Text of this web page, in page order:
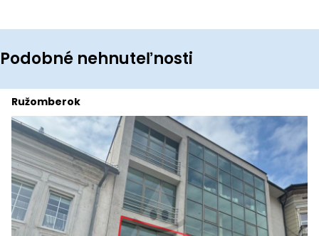
Podobné nehnuteľnosti
Ružomberok